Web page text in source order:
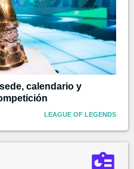
calendario y
LEAGUE OF LEGENDS